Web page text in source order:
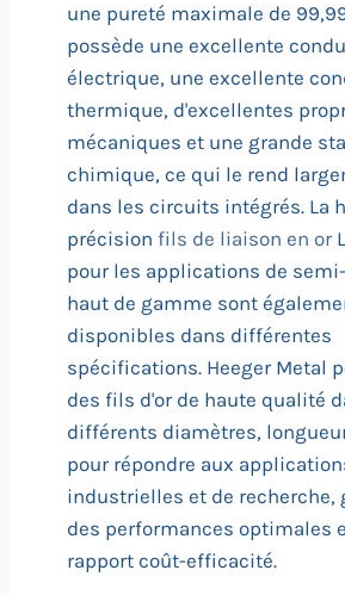
une pureté maximale de
possède une excellente
électrique, une excellente
thermique, d'excellentes
mécaniques et une grande
chimique, ce qui le rend
dans les circuits intégrés. La
précision fils de liaison en or
pour les applications de
haut de gamme sont
disponibles dans différentes
spécifications. Heeger Metal
des fils d'or de haute qualité
différents diamètres,
pour répondre aux
industrielles et de recherche,
des performances optimales
rapport coût-efficacité.